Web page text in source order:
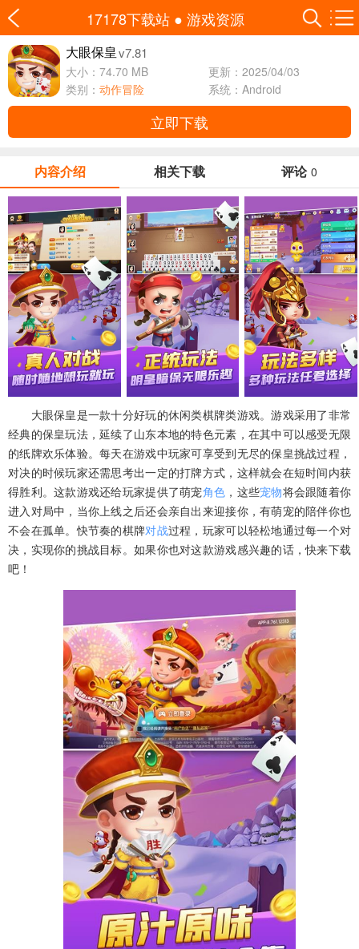
17178下载站 ● 游戏资源
大眼保皇 v7.81
大小：74.70 MB
更新：2025/04/03
类别： 动作冒险 系统：Android
立即下载
内容介绍 相关下载 评论 0
大眼保皇是一款十分好玩的休闲类棋牌类游戏。游戏采用了非常
经典的保皇玩法，延续了山东本地的特色元素，在其中可以感受无限
的纸牌欢乐体验。每天在游戏中玩家可享受到无尽的保皇挑战过程，
对决的时候玩家还需思考出一定的打牌方式，这样就会在短时间内获
得胜利。这款游戏还给玩家提供了萌宠角色 ，这些宠物将会跟随着你
进入对局中，当你上线之后还会亲自出来迎接你，有萌宠的陪伴你也
不会在孤单。快节奏的棋牌对战过程，玩家可以轻松地通过每一个对
决，实现你的挑战目标。如果你也对这款游戏感兴趣的话，快来下载
吧！